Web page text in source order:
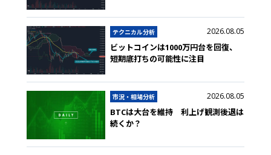
テクニカル分析 2026.08.05
ビットコインは1000万円台を回復、
短期底打ちの可能性に注目
市況・相場分析 2026.08.05
BTCは大台を維持 利上げ観測後退は
続くか？